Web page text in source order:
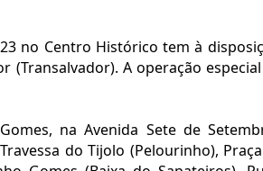
no Centro Histórico tem à
(Transalvador). A operação
na Avenida Sete de
do Tijolo (Pelourinho),